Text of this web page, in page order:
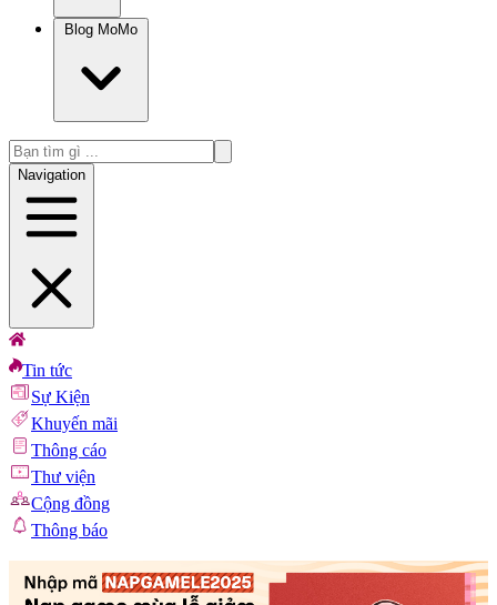
Blog MoMo
Navigation
Tin tức
Sự Kiện
Khuyến mãi
Thông cáo
Thư viện
Cộng đồng
Thông báo